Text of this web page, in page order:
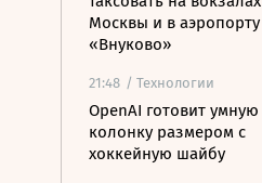
Москвы и в аэропорту
«Внуково»
21:48 / Технологии
OpenAI готовит умную
колонку размером с
хоккейную шайбу